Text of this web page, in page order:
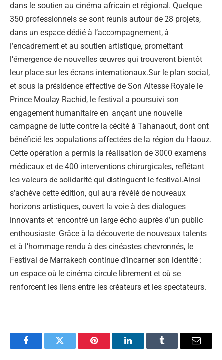
dans le soutien au cinéma africain et régional. Quelque
350 professionnels se sont réunis autour de 28 projets,
dans un espace dédié à l’accompagnement, à
l’encadrement et au soutien artistique, promettant
l’émergence de nouvelles œuvres qui trouveront bientôt
leur place sur les écrans internationaux.Sur le plan social,
et sous la présidence effective de Son Altesse Royale le
Prince Moulay Rachid, le festival a poursuivi son
engagement humanitaire en lançant une nouvelle
campagne de lutte contre la cécité à Tahanaout, dont ont
bénéficié les populations affectées de la région du Haouz.
Cette opération a permis la réalisation de 3000 examens
médicaux et de 400 interventions chirurgicales, reflétant
les valeurs de solidarité qui distinguent le festival.Ainsi
s’achève cette édition, qui aura révélé de nouveaux
horizons artistiques, ouvert la voie à des dialogues
innovants et rencontré un large écho auprès d’un public
enthousiaste. Grâce à la découverte de nouveaux talents
et à l’hommage rendu à des cinéastes chevronnés, le
Festival de Marrakech continue d’incarner son identité :
un espace où le cinéma circule librement et où se
renforcent les liens entre les créateurs et les spectateurs.
FacebookTwitter Pinterest LinkedInTumblr Email